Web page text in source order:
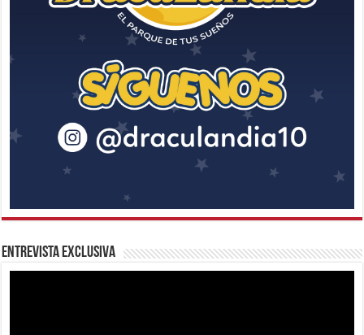
Entrevista Exclusiva